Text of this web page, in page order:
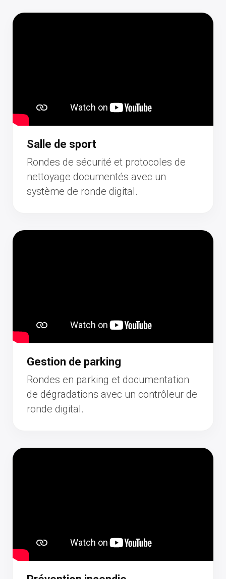
Salle de sport
Rondes de sécurité et protocoles de
nettoyage documentés avec un
système de ronde digital.
Gestion de parking
Rondes en parking et documentation
de dégradations avec un contrôleur de
ronde digital.